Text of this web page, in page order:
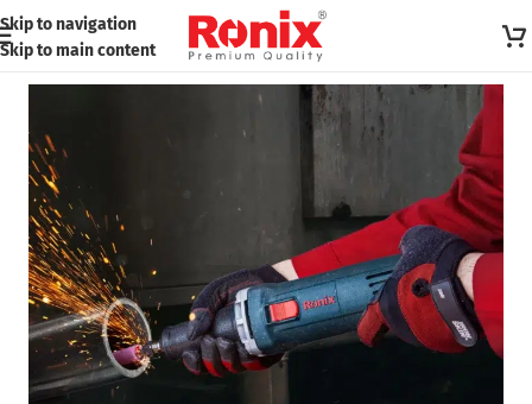
Skip to navigation
Skip to main content